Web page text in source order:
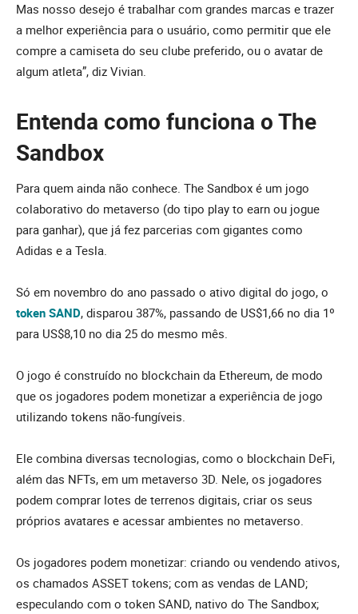
Mas nosso desejo é trabalhar com grandes marcas e trazer
a melhor experiência para o usuário, como permitir que ele
compre a camiseta do seu clube preferido, ou o avatar de
algum atleta”, diz Vivian.
Entenda como funciona o The
Sandbox
Para quem ainda não conhece. The Sandbox é um jogo
colaborativo do metaverso (do tipo play to earn ou jogue
para ganhar), que já fez parcerias com gigantes como
Adidas e a Tesla.
Só em novembro do ano passado o ativo digital do jogo, o
token SAND, disparou 387%, passando de US$1,66 no dia 1º
para US$8,10 no dia 25 do mesmo mês.
O jogo é construído no blockchain da Ethereum, de modo
que os jogadores podem monetizar a experiência de jogo
utilizando tokens não-fungíveis.
Ele combina diversas tecnologias, como o blockchain DeFi,
além das NFTs, em um metaverso 3D. Nele, os jogadores
podem comprar lotes de terrenos digitais, criar os seus
próprios avatares e acessar ambientes no metaverso.
Os jogadores podem monetizar: criando ou vendendo ativos,
os chamados ASSET tokens; com as vendas de LAND;
especulando com o token SAND, nativo do The Sandbox;